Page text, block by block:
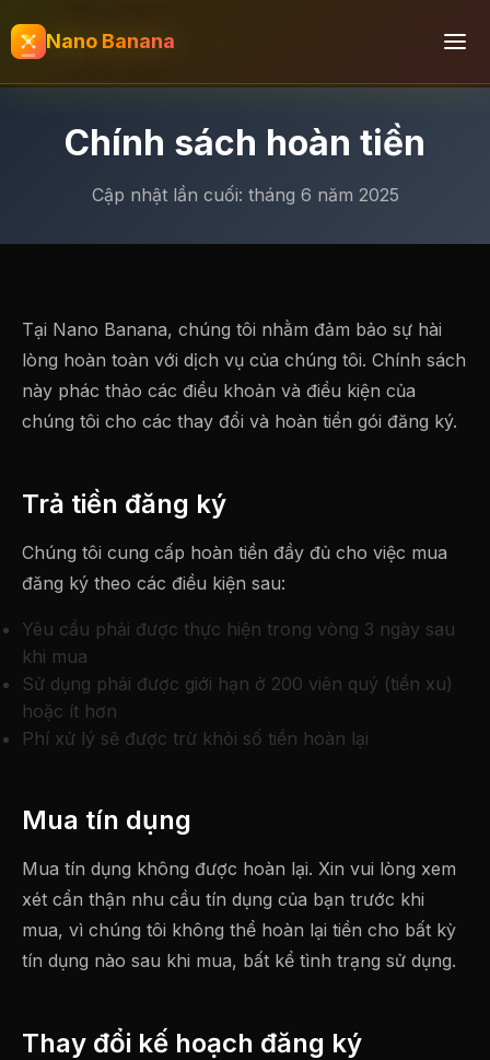
Nano Banana
Chính sách hoàn tiền
Cập nhật lần cuối: tháng 6 năm 2025
Tại Nano Banana, chúng tôi nhằm đảm bảo sự hài
lòng hoàn toàn với dịch vụ của chúng tôi. Chính sách
này phác thảo các điều khoản và điều kiện của
chúng tôi cho các thay đổi và hoàn tiền gói đăng ký.
Trả tiền đăng ký
Chúng tôi cung cấp hoàn tiền đầy đủ cho việc mua
đăng ký theo các điều kiện sau:
Yêu cầu phải được thực hiện trong vòng 3 ngày sau
khi mua
Sử dụng phải được giới hạn ở 200 viên quý (tiền xu)
hoặc ít hơn
Phí xử lý sẽ được trừ khỏi số tiền hoàn lại
Mua tín dụng
Mua tín dụng không được hoàn lại. Xin vui lòng xem
xét cẩn thận nhu cầu tín dụng của bạn trước khi
mua, vì chúng tôi không thể hoàn lại tiền cho bất kỳ
tín dụng nào sau khi mua, bất kể tình trạng sử dụng.
Thay đổi kế hoạch đăng ký